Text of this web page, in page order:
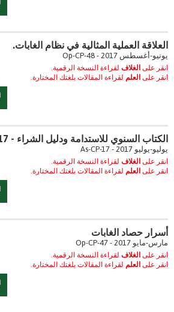
العلاقة العملية المثالية في نظام الغابات.
يونيو-أغسطس 2017 - Op-CP-48
انقر على الغلاف لقراءة النسخة الرقمية.
انقر على العلم لقراءة المقالات بلغتك المختارة.
الكتاب السنوي للاستدامة ودليل الشراء - 2017
يوليو-يوليو 2017 - As-CP-17
انقر على الغلاف لقراءة النسخة الرقمية.
انقر على العلم لقراءة المقالات بلغتك المختارة.
أسرار حصاد الغابات
مارس-مايو 2017 - Op-CP-47
انقر على الغلاف لقراءة النسخة الرقمية.
انقر على العلم لقراءة المقالات بلغتك المختارة.